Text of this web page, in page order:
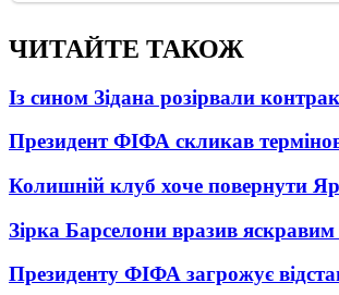
ЧИТАЙТЕ ТАКОЖ
Із сином Зідана розірвали
Президент ФІФА скликав
Колишній клуб хоче повернути
Зірка Барселони вразив яскравим
Президенту ФІФА загрожує